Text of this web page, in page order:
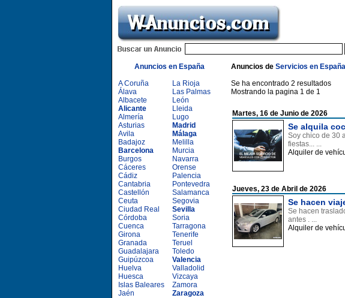
Anuncios en España
A Coruña
Álava
Albacete
Alicante
Almería
Asturias
Avila
Badajoz
Barcelona
Burgos
Cáceres
Cádiz
Cantabria
Castellón
Ceuta
Ciudad Real
Córdoba
Cuenca
Girona
Granada
Guadalajara
Guipúzcoa
Huelva
Huesca
Islas Baleares
Jaén
La Rioja
Las Palmas
León
Lleida
Lugo
Madrid
Málaga
Melilla
Murcia
Navarra
Orense
Palencia
Pontevedra
Salamanca
Segovia
Sevilla
Soria
Tarragona
Tenerife
Teruel
Toledo
Valencia
Valladolid
Vizcaya
Zamora
Zaragoza
Anuncios de Servicios en España
Se ha encontrado 2 resultados
Mostrando la pagina 1 de 1
Martes, 16 de Junio de 2026
Se alquila
Soy chico de 30
fiestas... ...
Alquiler de
Jueves, 23 de Abril de 2026
Se hacen
Se hacen
antes . ...
Alquiler de